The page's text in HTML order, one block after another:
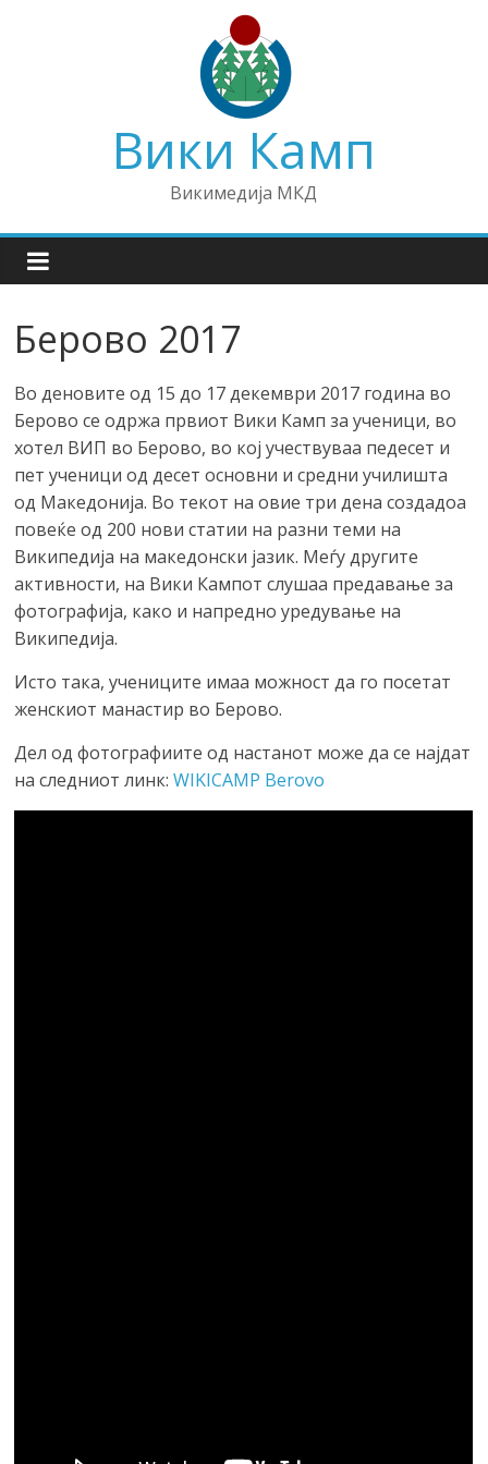
Вики Камп
Викимедија МКД
Берово 2017
Во деновите од 15 до 17 декември 2017 година во
Берово се одржа првиот Вики Камп за ученици, во
хотел ВИП во Берово, во кој учествуваа педесет и
пет ученици од десет основни и средни училишта
од Македонија. Во текот на овие три дена создадоа
повеќе од 200 нови статии на разни теми на
Википедија на македонски јазик. Меѓу другите
активности, на Вики Кампот слушаа предавање за
фотографија, како и напредно уредување на
Википедија.
Исто така, учениците имаа можност да го посетат
женскиот манастир во Берово.
Дел од фотографиите од настанот може да се најдат
на следниот линк:WIKICAMP Berovo